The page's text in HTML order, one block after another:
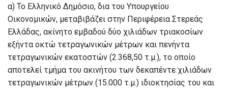
α) Το Ελληνικό Δημόσιο, δια του Υπουργείου
Οικονομικών, μεταβιβάζει στην Περιφέρεια Στερεάς
Ελλάδας, ακίνητο εμβαδού δύο χιλιάδων τριακοσίων
εξήντα οκτώ τετραγωνικών μέτρων και πενήντα
τετραγωνικών εκατοστών (2.368,50 τ.μ.), το οποίο
αποτελεί τμήμα του ακινήτου των δεκαπέντε χιλιάδων
τετραγωνικών μέτρων (15.000 τ.μ.) ιδιοκτησίας του και